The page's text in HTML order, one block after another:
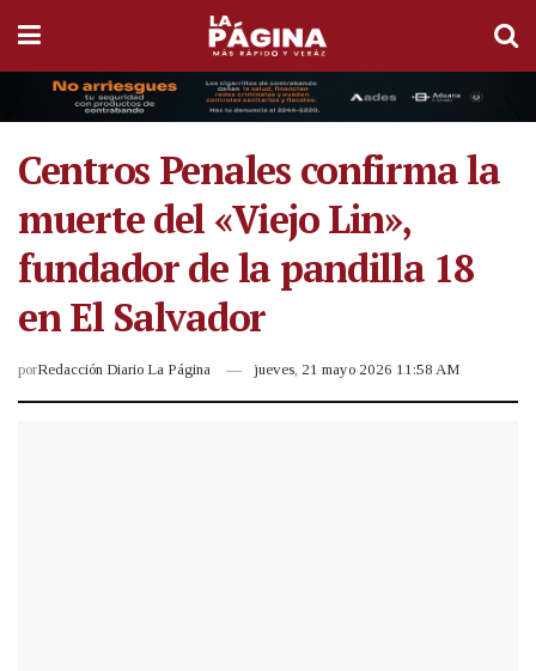
Centros Penales confirma la
muerte del «Viejo Lin»,
fundador de la pandilla 18
en El Salvador
porRedacción Diario La Página jueves, 21 mayo 2026 11:58 AM